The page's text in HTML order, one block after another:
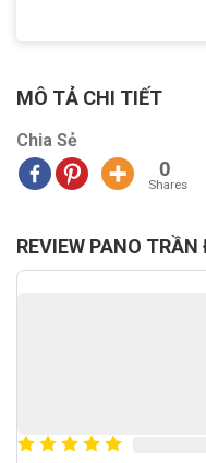
MÔ TẢ CHI TIẾT
Chia Sẻ
0
Shares
REVIEW PANO